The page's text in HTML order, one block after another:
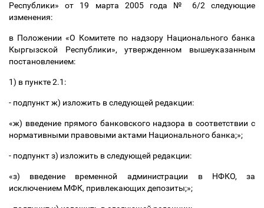
Республики» от 19 марта 2005 года № 6/2 следующие
изменения:
в Положении «О Комитете по надзору Национального банка
Кыргызской Республики», утвержденном вышеуказанным
постановлением:
1) в пункте 2.1:
- подпункт ж) изложить в следующей редакции:
«ж) введение прямого банковского надзора в соответствии с
нормативными правовыми актами Национального банка;»;
- подпункт з) изложить в следующей редакции:
«з) введение временной администрации в НФКО, за
исключением МФК, привлекающих депозиты;»;